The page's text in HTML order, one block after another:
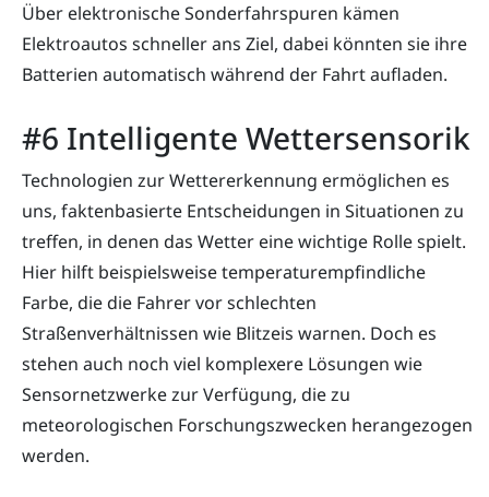
Über elektronische Sonderfahrspuren kämen
Elektroautos schneller ans Ziel, dabei könnten sie ihre
Batterien automatisch während der Fahrt aufladen.
#6 Intelligente Wettersensorik
Technologien zur Wettererkennung ermöglichen es
uns, faktenbasierte Entscheidungen in Situationen zu
treffen, in denen das Wetter eine wichtige Rolle spielt.
Hier hilft beispielsweise temperaturempfindliche
Farbe, die die Fahrer vor schlechten
Straßenverhältnissen wie Blitzeis warnen. Doch es
stehen auch noch viel komplexere Lösungen wie
Sensornetzwerke zur Verfügung, die zu
meteorologischen Forschungszwecken herangezogen
werden.